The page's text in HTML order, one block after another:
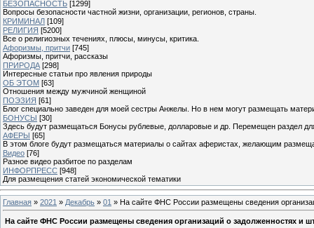
БЕЗОПАСНОСТЬ [1299]
Вопросы безопасности частной жизни, организации, регионов, страны.
КРИМИНАЛ [109]
РЕЛИГИЯ [5200]
Все о религиозных течениях, плюсы, минусы, критика.
Афоризмы, притчи [745]
Афоризмы, притчи, рассказы
ПРИРОДА [298]
Интересные статьи про явления природы
ОБ ЭТОМ [63]
Отношения между мужчиной женщиной
ПОЭЗИЯ [61]
Блог специально заведен для моей сестры Анжелы. Но в нем могут размещать
БОНУСЫ [30]
Здесь будут размещаться Бонусы рублевые, долларовые и др. Перемещен раздел
АФЕРЫ [65]
В этом блоге будут размещаться материалы о сайтах аферистах, желающим
Видео [76]
Разное видео разбитое по разделам
ИНФОРПРЕСС [948]
Для размещения статей экономической тематики
Главная » 2021 » Декабрь » 01 » На сайте ФНС России размещены сведения
На сайте ФНС России размещены сведения организаций о задолженностях и